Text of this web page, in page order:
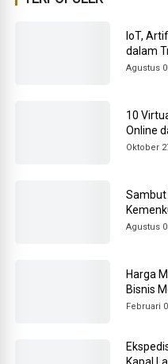
IoT,
dalam
Agustus
10
Online
Oktober
Sambut
Agustus
Harga
Bisnis
Februari